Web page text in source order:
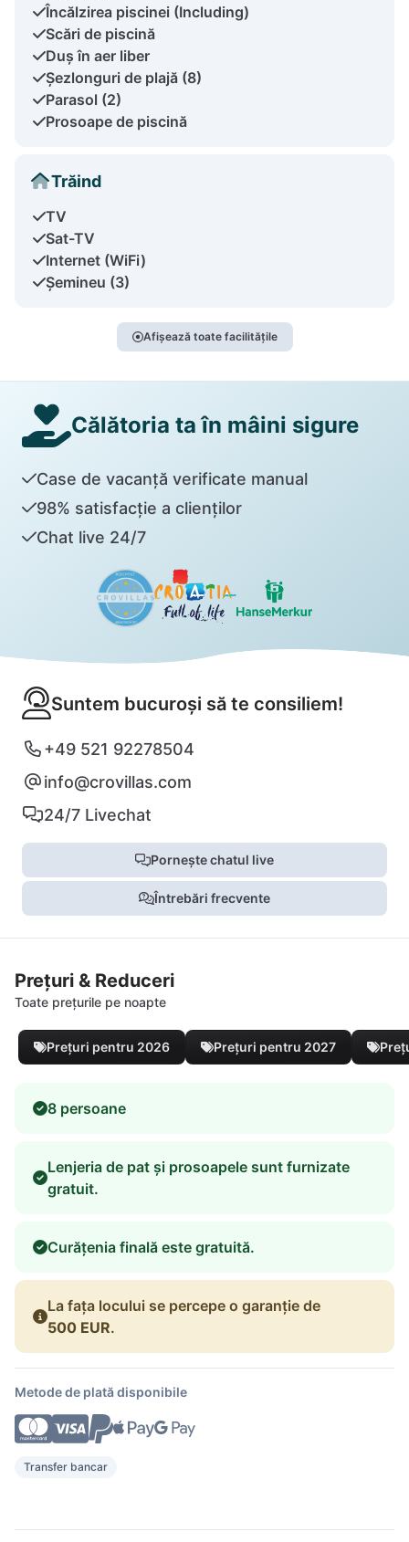
Încălzirea piscinei (Including)
Scări de piscină
Duș în aer liber
Șezlonguri de plajă (8)
Parasol (2)
Prosoape de piscină
Trăind
TV
Sat-TV
Internet (WiFi)
Șemineu (3)
Afișează toate facilitățile
Călătoria ta în mâini sigure
Case de vacanță verificate manual
98% satisfacție a clienților
Chat live 24/7
Suntem bucuroși să te consiliem!
+49 521 92278504
info@crovillas.com
24/7 Livechat
Pornește chatul live
Întrebări frecvente
Prețuri & Reduceri
Toate prețurile pe noapte
Prețuri pentru 2026 Prețuri pentru 2027
8 persoane
Lenjeria de pat și prosoapele sunt furnizate
gratuit.
Curățenia finală este gratuită.
La fața locului se percepe o garanție de
500 EUR.
Metode de plată disponibile
Transfer bancar